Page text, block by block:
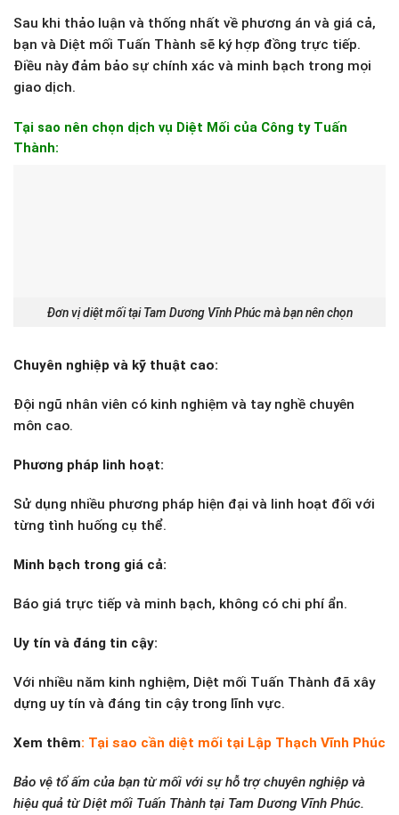
Sau khi thảo luận và thống nhất về phương án và giá cả,
bạn và Diệt mối Tuấn Thành sẽ ký hợp đồng trực tiếp.
Điều này đảm bảo sự chính xác và minh bạch trong mọi
giao dịch.
Tại sao nên chọn dịch vụ Diệt Mối của Công ty Tuấn
Thành:
Đơn vị diệt mối tại Tam Dương Vĩnh Phúc mà bạn nên chọn
Chuyên nghiệp và kỹ thuật cao:
Đội ngũ nhân viên có kinh nghiệm và tay nghề chuyên
môn cao.
Phương pháp linh hoạt:
Sử dụng nhiều phương pháp hiện đại và linh hoạt đối với
từng tình huống cụ thể.
Minh bạch trong giá cả:
Báo giá trực tiếp và minh bạch, không có chi phí ẩn.
Uy tín và đáng tin cậy:
Với nhiều năm kinh nghiệm, Diệt mối Tuấn Thành đã xây
dựng uy tín và đáng tin cậy trong lĩnh vực.
Xem thêm: Tại sao cần diệt mối tại Lập Thạch Vĩnh Phúc
Bảo vệ tổ ấm của bạn từ mối với sự hỗ trợ chuyên nghiệp và
hiệu quả từ Diệt mối Tuấn Thành tại Tam Dương Vĩnh Phúc.